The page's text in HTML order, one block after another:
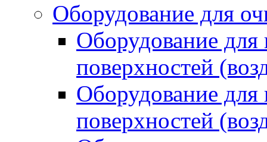
Оборудование для
Оборудование
поверхностей
Оборудование
поверхностей